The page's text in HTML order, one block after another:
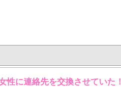
性に連絡先を交換させていた！